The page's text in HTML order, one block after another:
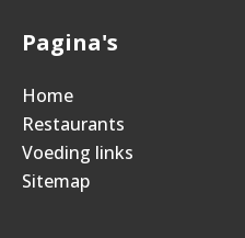
Pagina's
Home
Restaurants
Voeding links
Sitemap